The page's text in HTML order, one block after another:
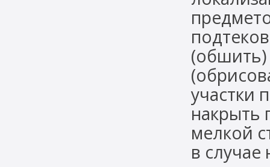
участки
накрыть
мелкой
в